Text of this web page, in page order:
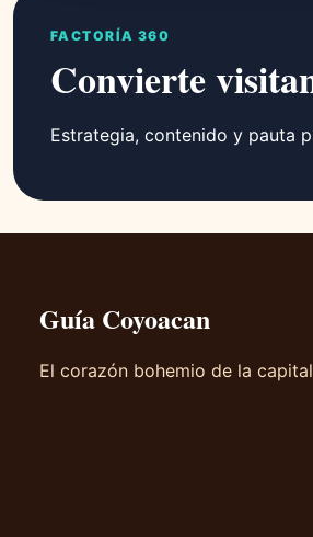
FACTORÍA 360
Convierte
Estrategia, contenido y pauta
Guía Coyoacan
El corazón bohemio de la